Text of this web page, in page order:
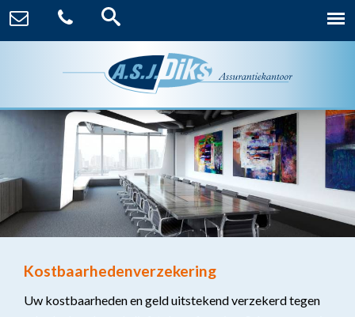
Kostbaarhedenverzekering
Uw kostbaarheden en geld uitstekend verzekerd tegen